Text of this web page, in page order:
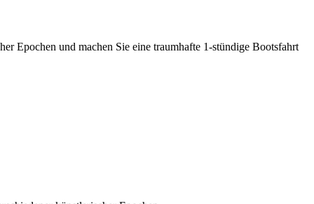
Epochen und machen Sie eine traumhafte 1-stündige Bootsfahrt